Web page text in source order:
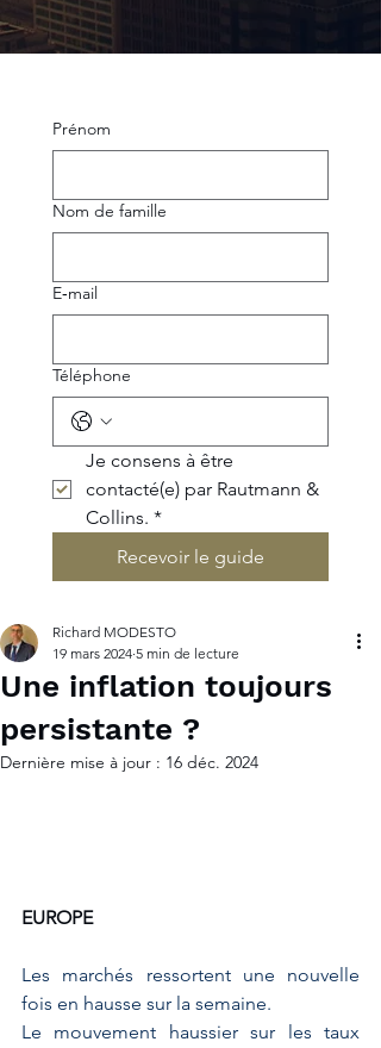
Prénom
Nom de famille
E‑mail
Téléphone
Je consens à être
contacté(e) par Rautmann &
Collins. *
Recevoir le guide
Une inflation toujours
persistante ?
Richard MODESTO
19 mars 2024 5 min de lecture
Dernière mise à jour : 16 déc. 2024
EUROPE
Les marchés ressortent une nouvelle
fois en hausse sur la semaine.
Le mouvement haussier sur les taux